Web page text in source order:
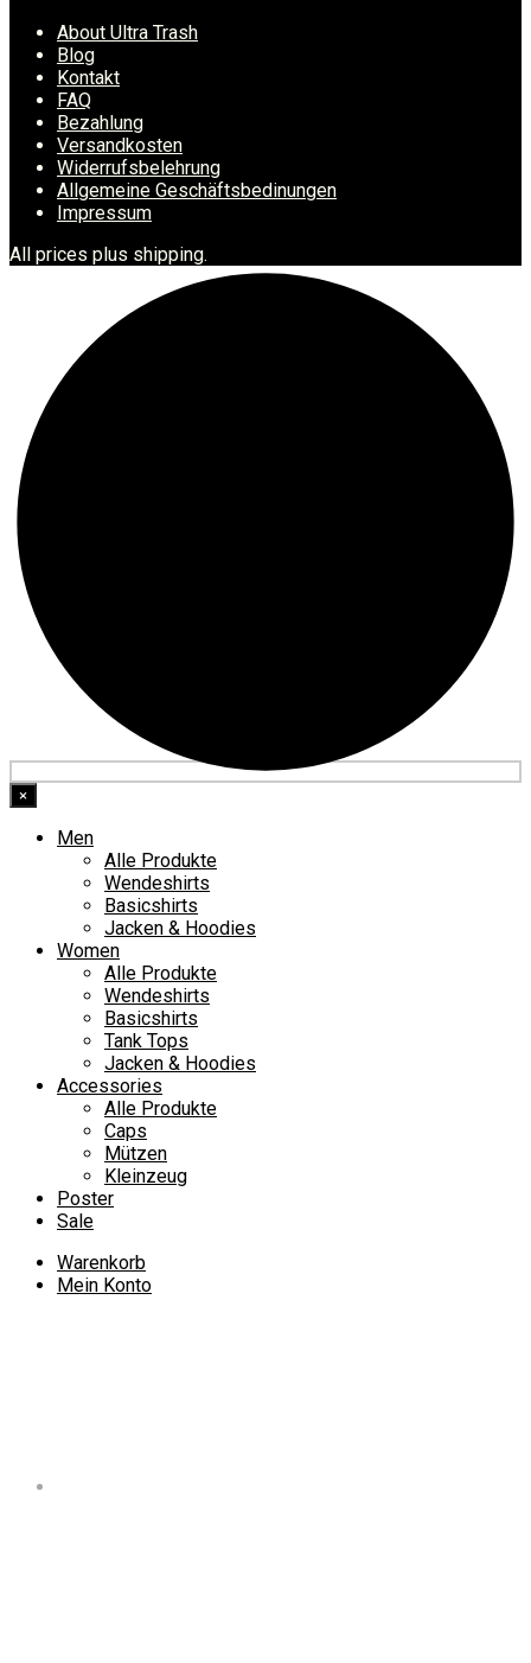
About Ultra Trash
Blog
Kontakt
FAQ
Bezahlung
Versandkosten
Widerrufsbelehrung
Allgemeine Geschäftsbedinungen
Impressum
All prices plus shipping.
×
Men
Alle Produkte
Wendeshirts
Basicshirts
Jacken & Hoodies
Women
Alle Produkte
Wendeshirts
Basicshirts
Tank Tops
Jacken & Hoodies
Accessories
Alle Produkte
Caps
Mützen
Kleinzeug
Poster
Sale
Warenkorb
Mein Konto